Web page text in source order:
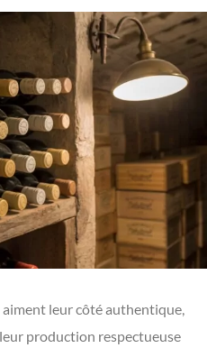
leur côté authentique,
production respectueuse